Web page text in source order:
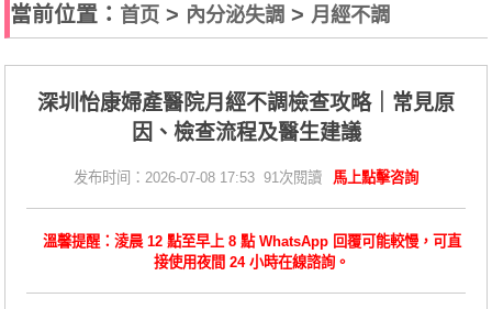
當前位置： 首页 > 內分泌失調 > 月經不調
深圳怡康婦產醫院月經不調檢查攻略｜常見原
因、檢查流程及醫生建議
发布时间：2026-07-08 17:53 91次閱讀 馬上點擊咨詢
溫馨提醒：淩晨 12 點至早上 8 點 WhatsApp 回覆可能較慢，可直
接使用夜間 24 小時在線諮詢。